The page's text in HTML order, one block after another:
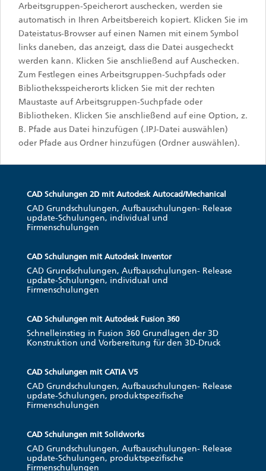
Arbeitsgruppen-Speicherort auschecken, werden sie
automatisch in Ihren Arbeitsbereich kopiert. Klicken Sie im
Dateistatus-Browser auf einen Namen mit einem Symbol
links daneben, das anzeigt, dass die Datei ausgecheckt
werden kann. Klicken Sie anschließend auf Auschecken.
Zum Festlegen eines Arbeitsgruppen-Suchpfads oder
Bibliotheksspeicherorts klicken Sie mit der rechten
Maustaste auf Arbeitsgruppen-Suchpfade oder
Bibliotheken. Klicken Sie anschließend auf eine Option, z.
B. Pfade aus Datei hinzufügen (.IPJ-Datei auswählen)
oder Pfade aus Ordner hinzufügen (Ordner auswählen).
CAD Schulungen 2D mit Autodesk Autocad/Mechanical
CAD Grundschulungen, Aufbauschulungen- Release
update-Schulungen, individual und
Firmenschulungen
CAD Schulungen mit Autodesk Inventor
CAD Grundschulungen, Aufbauschulungen- Release
update-Schulungen, individual und
Firmenschulungen
CAD Schulungen mit Autodesk Fusion 360
Schnelleinstieg in Fusion 360 Grundlagen der 3D
Konstruktion und Vorbereitung für den 3D-Druck
CAD Schulungen mit CATIA V5
CAD Grundschulungen, Aufbauschulungen- Release
update-Schulungen, produktspezifische
Firmenschulungen
CAD Schulungen mit Solidworks
CAD Grundschulungen, Aufbauschulungen- Release
update-Schulungen, produktspezifische
Firmenschulungen